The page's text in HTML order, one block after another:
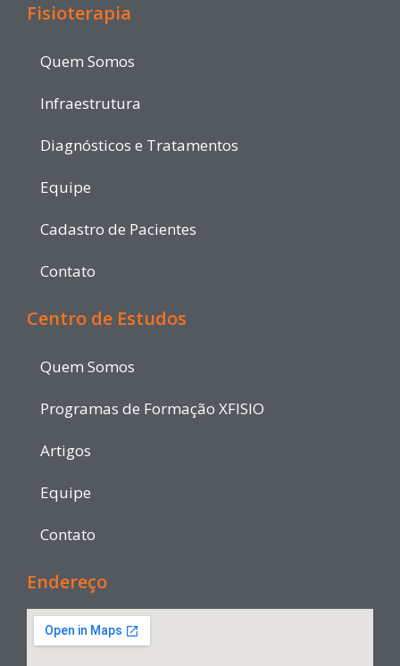
Fisioterapia
Quem Somos
Infraestrutura
Diagnósticos e Tratamentos
Equipe
Cadastro de Pacientes
Contato
Centro de Estudos
Quem Somos
Programas de Formação XFISIO
Artigos
Equipe
Contato
Endereço